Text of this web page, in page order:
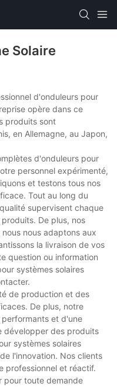
Solaire
d'onduleurs pour
opère dans ce
produits sont
en Allemagne, au Japon,
d'onduleurs pour
personnel expérimenté,
et testons tous nos
Tout au long du
supervisent chaque
De plus, nos
nous adaptons aux
la livraison de vos
question ou information
systèmes solaires
de production et des
De plus, notre
et d'une
développer des produits
systèmes solaires
l'innovation. Nos clients
professionnel et réactif.
pour toute demande